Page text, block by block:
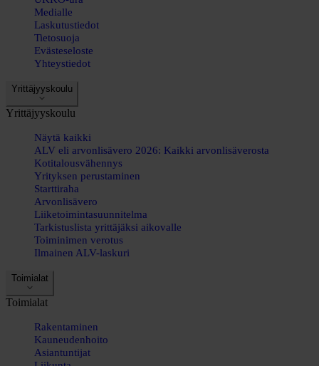
Medialle
Laskutustiedot
Tietosuoja
Evästeseloste
Yhteystiedot
Yrittäjyyskoulu
Yrittäjyyskoulu
Näytä kaikki
ALV eli arvonlisävero 2026: Kaikki arvonlisäverosta
Kotitalousvähennys
Yrityksen perustaminen
Starttiraha
Arvonlisävero
Liiketoimintasuunnitelma
Tarkistuslista yrittäjäksi aikovalle
Toiminimen verotus
Ilmainen ALV-laskuri
Toimialat
Toimialat
Rakentaminen
Kauneudenhoito
Asiantuntijat